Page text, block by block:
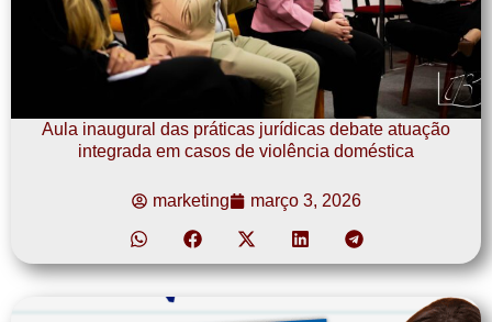
Aula inaugural das práticas jurídicas debate atuação
integrada em casos de violência doméstica
marketing março 3, 2026